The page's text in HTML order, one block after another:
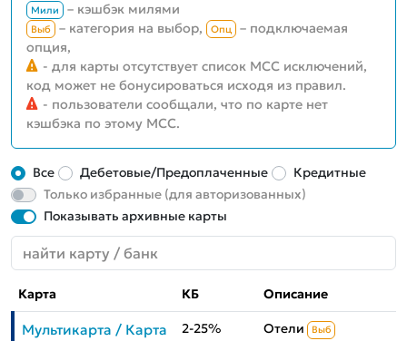
Мили – кэшбэк милями
Выб – категория на выбор, Опц
– подключаемая
опция,
- для карты отсутствует список MCC исключений,
код может не бонусироваться исходя из правил.
- пользователи сообщали, что по карте нет
кэшбэка по этому MCC.
Все Дебетовые/Предоплаченные
Кредитные
Только избранные (для авторизованных)
Показывать архивные карты
Карта КБ Описание
Мультикарта / Карта
2-25% Отели Выб